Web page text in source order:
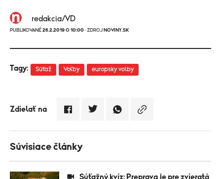
redakcia/VD
PUBLIKOVANÉ 26.2.2019 O 10:00 · ZDROJ NOVINY.SK
Tagy: Súťaž Voľby europsky volby
Zdielať na
Súvisiace články